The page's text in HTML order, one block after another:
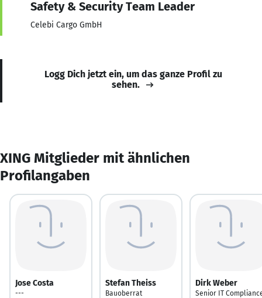
Safety & Security Team Leader
Celebi Cargo GmbH
Logg Dich jetzt ein, um das ganze Profil zu
sehen.
XING Mitglieder mit ähnlichen
Profilangaben
Jose Costa
---
Stefan Theiss
Bauoberrat
Dirk Weber
Senior IT